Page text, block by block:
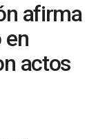
afirma
en
actos